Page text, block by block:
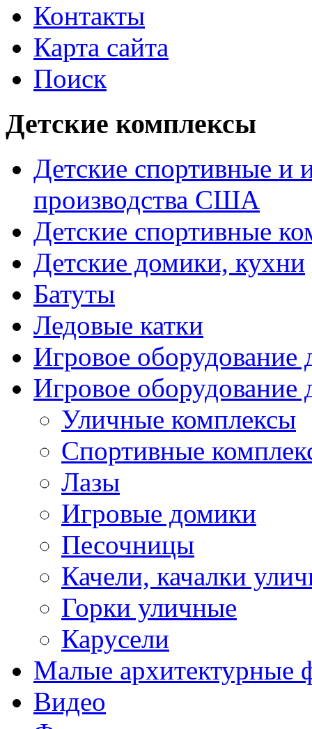
Контакты
Карта сайта
Поиск
Детские комплексы
Детские спортивные и
производства США
Детские спортивные
Детские домики, кухни
Батуты
Ледовые катки
Игровое
Игровое оборудование
Уличные комплексы
Спортивные
Лазы
Игровые домики
Песочницы
Качели, качалки
Горки уличные
Карусели
Малые архитектурные
Видео